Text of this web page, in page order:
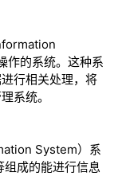
作的系统。这种系
行相关处理，将
系统。
System）系
成的能进行信息